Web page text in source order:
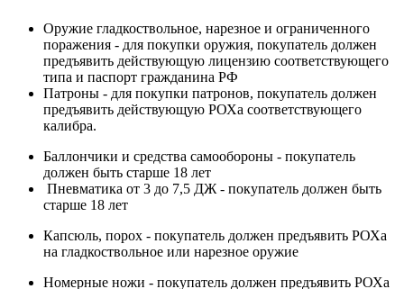
Оружие гладкоствольное, нарезное и ограниченного
поражения - для покупки оружия, покупатель должен
предъявить действующую лицензию соответствующего
типа и паспорт гражданина РФ
Патроны - для покупки патронов, покупатель должен
предъявить действующую РОХа соответствующего
калибра.
Баллончики и средства самообороны - покупатель
должен быть старше 18 лет
Пневматика от 3 до 7,5 ДЖ - покупатель должен быть
старше 18 лет
Капсюль, порох - покупатель должен предъявить РОХа
на гладкоствольное или нарезное оружие
Номерные ножи - покупатель должен предъявить РОХа